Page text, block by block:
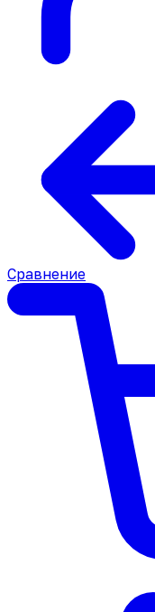
Сравнение